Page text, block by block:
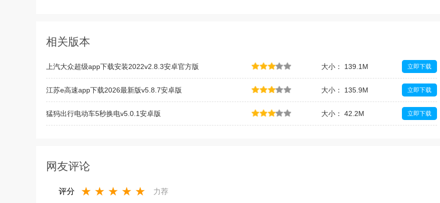
相关版本
上汽大众超级app下载安装2022v2.8.3安卓官方版 大小： 139.1M 立即下载
江苏e高速app下载2026最新版v5.8.7安卓版 大小： 135.9M 立即下载
猛犸出行电动车5秒换电v5.0.1安卓版 大小： 42.2M 立即下载
网友评论
评分 ★ ★ ★ ★ ★ 力荐